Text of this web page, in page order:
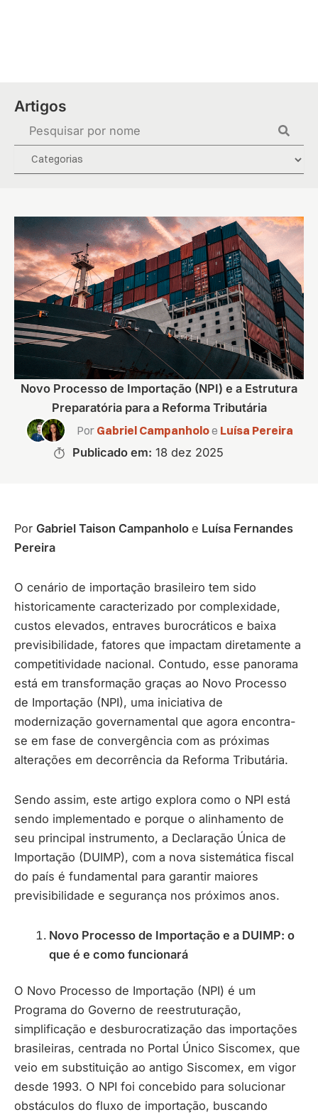
Artigos
Novo Processo de Importação (NPI) e a Estrutura
Preparatória para a Reforma Tributária
Por Gabriel Campanholoe Luísa Pereira
Publicado em: 18 dez 2025
Por Gabriel Taison Campanholo e Luísa Fernandes
Pereira
O cenário de importação brasileiro tem sido
historicamente caracterizado por complexidade,
custos elevados, entraves burocráticos e baixa
previsibilidade, fatores que impactam diretamente a
competitividade nacional. Contudo, esse panorama
está em transformação graças ao Novo Processo
de Importação (NPI), uma iniciativa de
modernização governamental que agora encontra-
se em fase de convergência com as próximas
alterações em decorrência da Reforma Tributária.
Sendo assim, este artigo explora como o NPI está
sendo implementado e porque o alinhamento de
seu principal instrumento, a Declaração Única de
Importação (DUIMP), com a nova sistemática fiscal
do país é fundamental para garantir maiores
previsibilidade e segurança nos próximos anos.
Novo Processo de Importação e a DUIMP: o
que é e como funcionará
O Novo Processo de Importação (NPI) é um
Programa do Governo de reestruturação,
simplificação e desburocratização das importações
brasileiras, centrada no Portal Único Siscomex, que
veio em substituição ao antigo Siscomex, em vigor
desde 1993. O NPI foi concebido para solucionar
obstáculos do fluxo de importação, buscando